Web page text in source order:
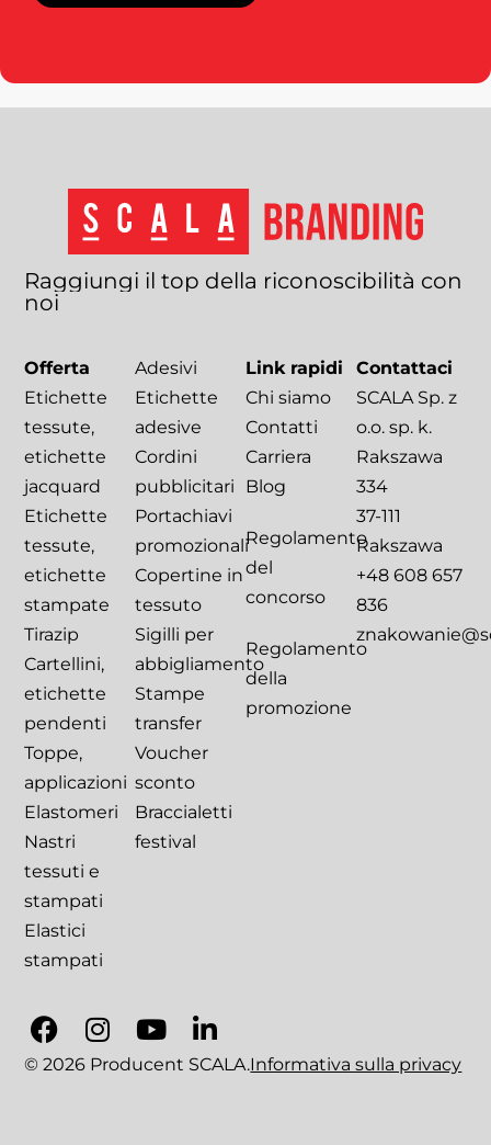
Offerta
Etichette
tessute,
etichette
jacquard
Etichette
tessute,
etichette
stampate
Tirazip
Cartellini,
etichette
pendenti
Toppe,
applicazioni
Elastomeri
Nastri
tessuti e
stampati
Elastici
stampati
Adesivi
Etichette
adesive
Cordini
pubblicitari
Portachiavi
promozionali
Copertine in
tessuto
Sigilli per
abbigliamento
Stampe
transfer
Voucher
sconto
Braccialetti
festival
Link rapidi
Chi siamo
Contatti
Carriera
Blog
Regolamento
del
concorso
Regolamento
della
promozione
Contattaci
SCALA Sp. z
o.o. sp. k.
Rakszawa
334
37-111
Rakszawa
+48 608 657
836
Raggiungi il top della riconoscibilità con
noi
© 2026 Producent SCALA.Informativa sulla privacy